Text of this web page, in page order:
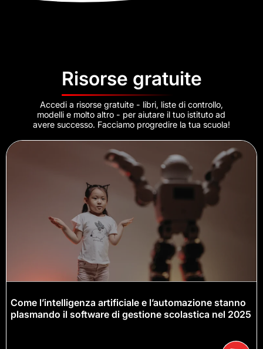
Risorse gratuite
Accedi a risorse gratuite - libri, liste di controllo,
modelli e molto altro - per aiutare il tuo istituto ad
avere successo. Facciamo progredire la tua scuola!
Come l’intelligenza artificiale e l’automazione stanno
plasmando il software di gestione scolastica nel 2025